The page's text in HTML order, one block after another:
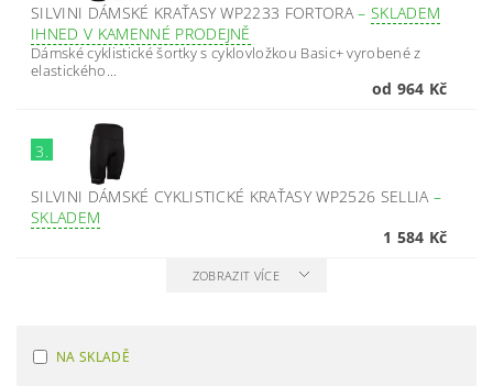
SILVINI DÁMSKÉ KRAŤASY WP2233 FORTORA– SKLADEM
IHNED V KAMENNÉ PRODEJNĚ
Dámské cyklistické šortky s cyklovložkou Basic+ vyrobené z
elastického...
od 964 Kč
3.
SILVINI DÁMSKÉ CYKLISTICKÉ KRAŤASY WP2526 SELLIA –
SKLADEM
1 584 Kč
ZOBRAZIT VÍCE
NA SKLADĚ